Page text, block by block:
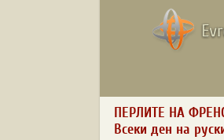
ПЕРЛИТЕ НА
Всеки ден на